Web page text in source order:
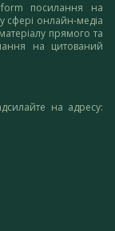
посилання на
у сфері онлайн-медіа
прямого та
на цитований
на адресу: